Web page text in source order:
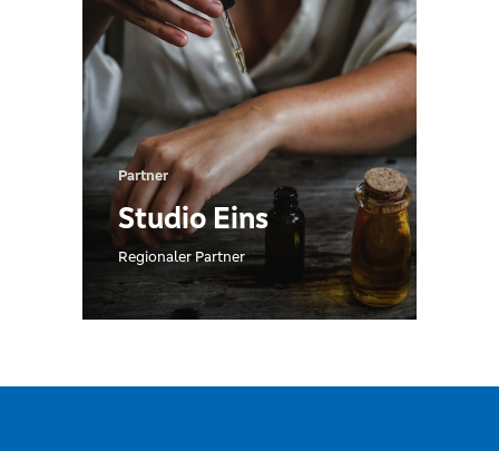
Partner
Studio Eins
Regionaler Partner